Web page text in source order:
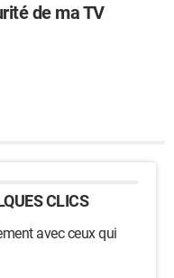
de ma TV
CLICS
avec ceux qui